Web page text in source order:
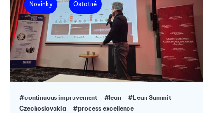
Novinky Ostatné
#continuous improvement #lean
#Lean Summit
Czechoslovakia
#process excellence